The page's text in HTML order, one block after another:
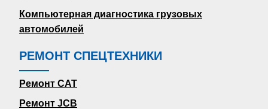
Компьютерная диагностика грузовых
автомобилей
РЕМОНТ СПЕЦТЕХНИКИ
Ремонт CAT
Ремонт JCB